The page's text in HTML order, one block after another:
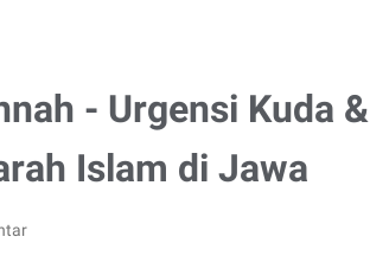
- Urgensi Kuda &
Islam di Jawa